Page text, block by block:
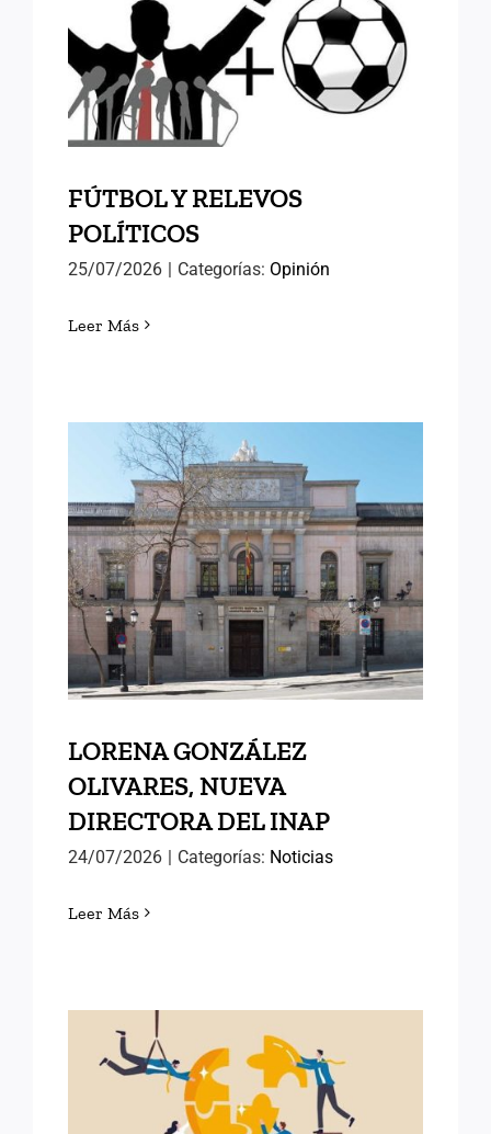
FÚTBOL Y RELEVOS
POLÍTICOS
FÚTBOL Y RELEVOS
POLÍTICOS
25/07/2026 | Categorías: Opinión
Leer Más
LORENA GONZÁLEZ
OLIVARES, NUEVA
DIRECTORA DEL INAP
LORENA GONZÁLEZ
OLIVARES, NUEVA
DIRECTORA DEL INAP
24/07/2026 | Categorías: Noticias
Leer Más
POLÍTICAS PÚBLICAS DE